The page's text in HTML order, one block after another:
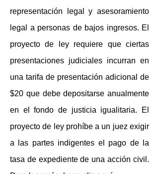
representación legal y asesoramiento
legal a personas de bajos ingresos. El
proyecto de ley requiere que ciertas
presentaciones judiciales incurran en
una tarifa de presentación adicional de
$20 que debe depositarse anualmente
en el fondo de justicia igualitaria. El
proyecto de ley prohíbe a un juez exigir
a las partes indigentes el pago de la
tasa de expediente de una acción civil.